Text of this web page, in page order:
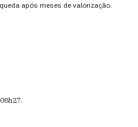
após meses de valorização.
08h27.